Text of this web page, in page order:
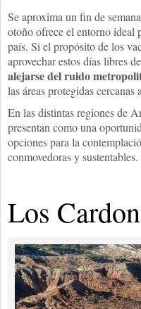
Se aproxima un fin de
otoño ofrece el entorno ideal
país. Si el propósito de los
aprovechar estos días libres
alejarse del ruido
las áreas protegidas
En las distintas regiones de
presentan como una
opciones para la
conmovedoras y sustentables.
Los